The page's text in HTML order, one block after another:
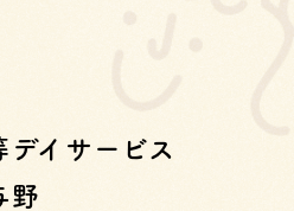
デイサービス
野